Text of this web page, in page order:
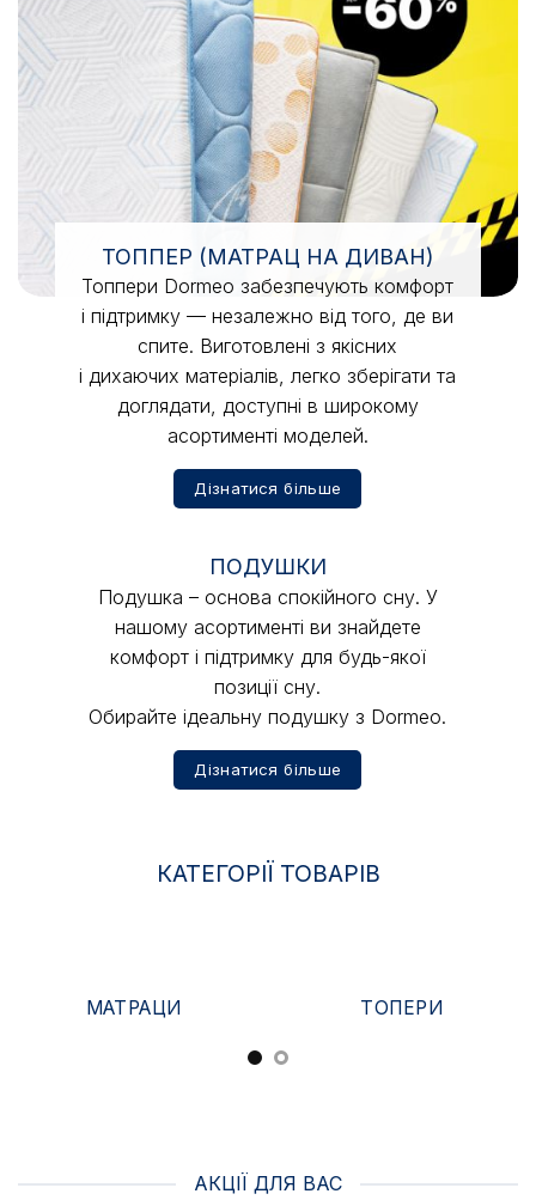
ТОППЕР (МАТРАЦ НА ДИВАН)
Топпери Dormeo забезпечують комфорт
і підтримку — незалежно від того, де ви
спите. Виготовлені з якісних
і дихаючих матеріалів, легко зберігати та
доглядати, доступні в широкому
асортименті моделей.
Дізнатися більше
ПОДУШКИ
Подушка – основа спокійного сну. У
нашому асортименті ви знайдете
комфорт і підтримку для будь-якої
позиції сну.
Обирайте ідеальну подушку з Dormeo.
Дізнатися більше
КАТЕГОРІЇ ТОВАРІВ
МАТРАЦИ ТОПЕРИ
АКЦІЇ ДЛЯ ВАС